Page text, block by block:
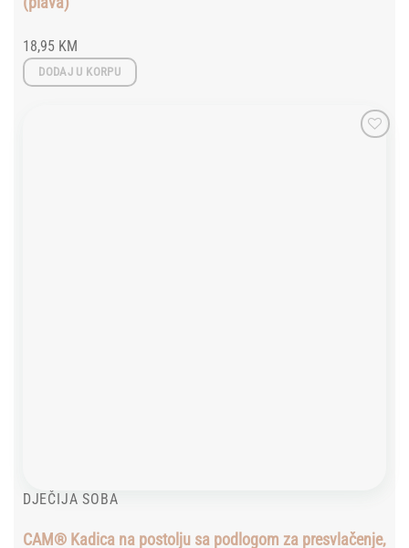
18,95 KM
DODAJ U KORPU
DJEČIJA SOBA
CAM® Kadica na postolju sa podlogom za presvlačenje,